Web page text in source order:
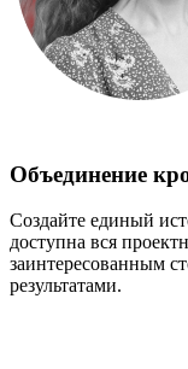
Объединение
Создайте единый
доступна вся
заинтересованным
результатами.